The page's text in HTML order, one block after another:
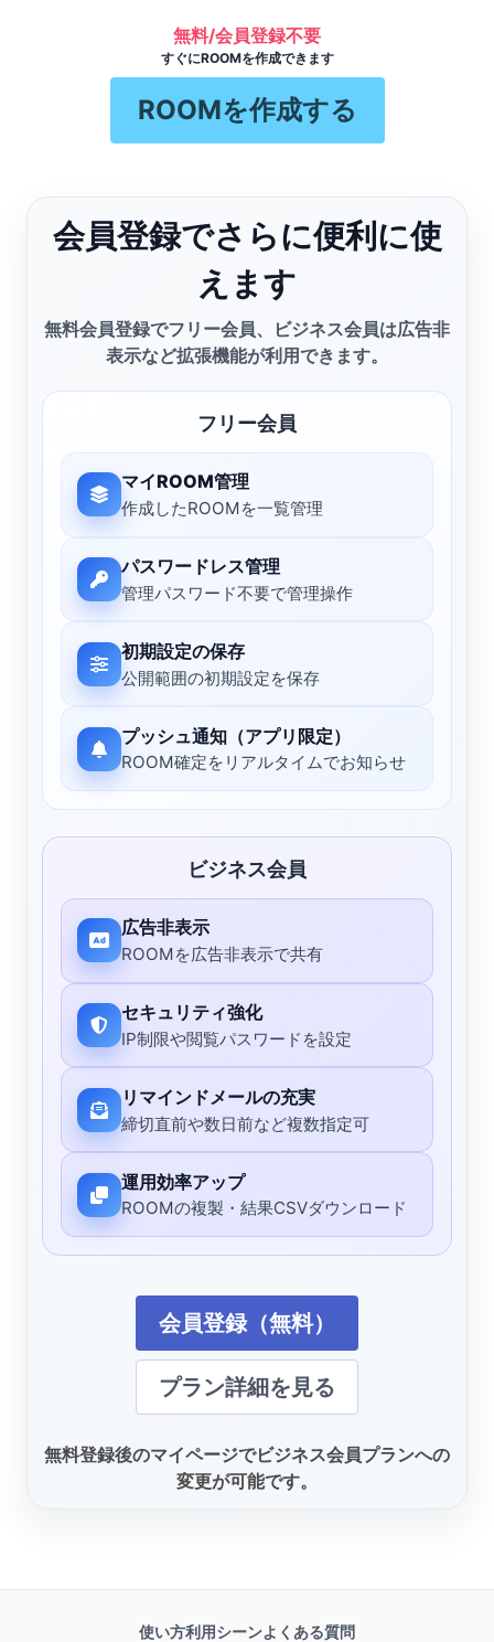
無料/会員登録不要
すぐにROOMを作成できます
ROOMを作成する
会員登録でさらに便利に使
えます
無料会員登録でフリー会員、ビジネス会員は広告非
表示など拡張機能が利用できます。
フリー会員
マイROOM管理
作成したROOMを一覧管理
パスワードレス管理
管理パスワード不要で管理操作
初期設定の保存
公開範囲の初期設定を保存
プッシュ通知（アプリ限定）
ROOM確定をリアルタイムでお知らせ
ビジネス会員
広告非表示
ROOMを広告非表示で共有
セキュリティ強化
IP制限や閲覧パスワードを設定
リマインドメールの充実
締切直前や数日前など複数指定可
運用効率アップ
ROOMの複製・結果CSVダウンロード
会員登録（無料）
プラン詳細を見る
無料登録後のマイページでビジネス会員プランへの
変更が可能です。
使い方利用シーンよくある質問